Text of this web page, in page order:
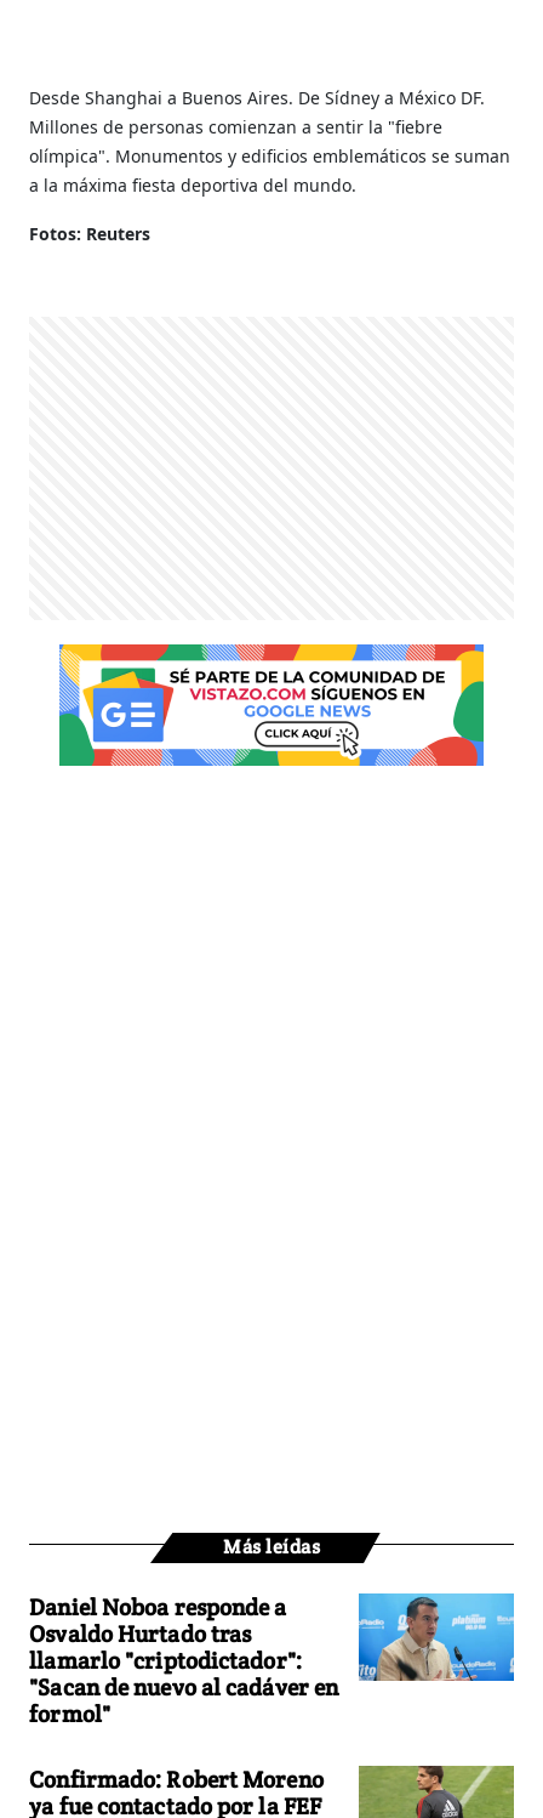
Desde Shanghai a Buenos Aires. De Sídney a México DF.
Millones de personas comienzan a sentir la "fiebre
olímpica". Monumentos y edificios emblemáticos se suman
a la máxima fiesta deportiva del mundo.
Fotos: Reuters
Más leídas
Daniel Noboa responde a
Osvaldo Hurtado tras
llamarlo "criptodictador":
"Sacan de nuevo al cadáver en
formol"
Confirmado: Robert Moreno
ya fue contactado por la FEF